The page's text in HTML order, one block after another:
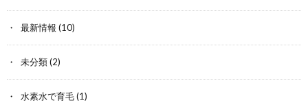
最新情報 (10)
未分類(2)
水素水で育毛(1)